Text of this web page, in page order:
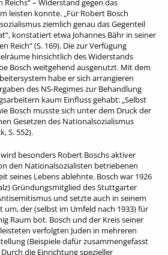
– Widerstand gegen das
leisten konnte. „Für Robert Bosch
ziemlich genau das Gegenteil
konstatiert etwa Johannes Bähr in seiner
Reich“ (S. 169). Die zur Verfügung
hinsichtlich des Widerstands
Bosch weitgehend ausgenutzt. Mit dem
habe er sich arrangieren
des NS-Regimes zur Behandlung
kaum Einfluss gehabt: „Selbst
Bosch musste sich unter dem Druck der
Gesetzen des Nationalsozialismus
S. 552).
besonders Robert Boschs aktiver
den Nationalsozialisten betriebenen
seines Lebens ablehnte. Bosch war 1926
Gründungsmitglied des Stuttgarter
und setzte auch in seinem
um, der (selbst im Umfeld nach 1933) für
Raum bot. Bosch und der Kreis seiner
verfolgten Juden in mehreren
(Beispiele dafür zusammengefasst
Durch die Einrichtung spezieller